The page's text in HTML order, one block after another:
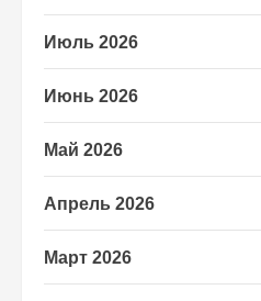
Июль 2026
Июнь 2026
Май 2026
Апрель 2026
Март 2026